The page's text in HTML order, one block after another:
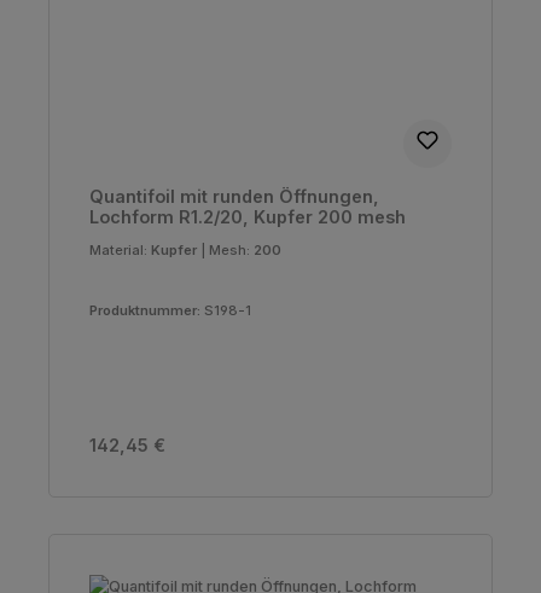
Quantifoil mit runden Öffnungen,
Lochform R1.2/20, Kupfer 200 mesh
Material: Kupfer Mesh: 200
Produktnummer: S198-1
Regulärer Preis:
142,45 €